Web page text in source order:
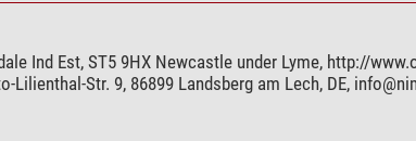
Ind Est, ST5 9HX Newcastle under Lyme, http://
Lilienthal-Str. 9, 86899 Landsberg am Lech, DE,